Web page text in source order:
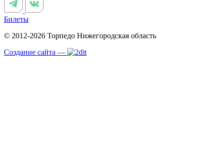
Билеты
© 2012-2026 Торпедо Нижегородская область
Создание сайта —